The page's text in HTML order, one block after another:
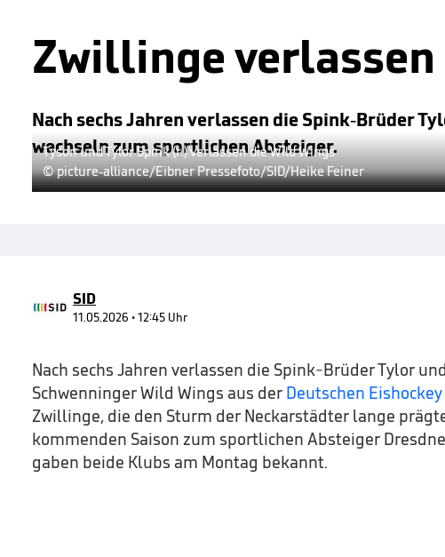
Zwillinge verlassen
Nach sechs Jahren verlassen die Spink-Brüder
wechseln zum sportlichen Absteiger.
Tyson und Tylor Spink (r.) verlassen die Wild Wings
© picture-alliance/Eibner Pressefoto/SID/Heike Feiner
SID
11.05.2026 • 12:45 Uhr
Nach sechs Jahren verlassen die Spink-Brüder Tylor
Schwenninger Wild Wings aus der Deutschen
Zwillinge, die den Sturm der Neckarstädter lange
kommenden Saison zum sportlichen Absteiger
gaben beide Klubs am Montag bekannt.